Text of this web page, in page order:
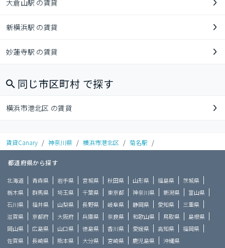
大倉山駅 の賃貸
新横浜駅 の賃貸
妙蓮寺駅 の賃貸
同じ市区町村 で探す
横浜市港北区 の賃貸
賃貸Canary / 神奈川県 / 横浜市港北区 / 菊名駅 /
都道府県から探す
北海道 青森県 岩手県 宮城県 秋田県 山形県 福島県
茨城県
栃木県
群馬県 埼玉県 千葉県 東京都 神奈川県 新潟県
富山県
石川県
福井県 山梨県 長野県 岐阜県 静岡県 愛知県
三重県
滋賀県
京都府 大阪府 兵庫県 奈良県 和歌山県 鳥取県
島根県
岡山県
広島県 山口県 徳島県 香川県 愛媛県 高知県
福岡県
佐賀県
長崎県 熊本県 大分県 宮崎県 鹿児島県 沖縄県